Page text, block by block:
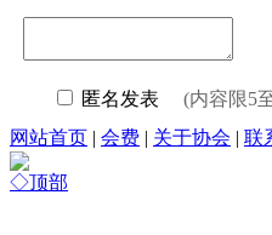
匿名发表 (内容限5
网站首页 | 会费 | 关于协会 | 联
◇顶部